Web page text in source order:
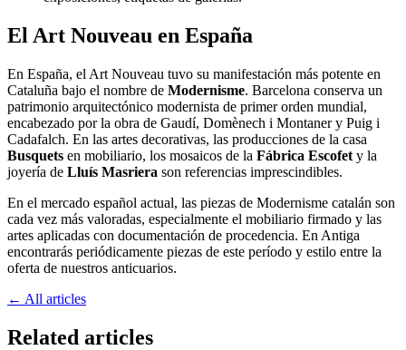
El Art Nouveau en España
En España, el Art Nouveau tuvo su manifestación más potente en
Cataluña bajo el nombre de Modernisme. Barcelona conserva un
patrimonio arquitectónico modernista de primer orden mundial,
encabezado por la obra de Gaudí, Domènech i Montaner y Puig i
Cadafalch. En las artes decorativas, las producciones de la casa
Busquets en mobiliario, los mosaicos de la Fábrica Escofet y la
joyería de Lluís Masriera son referencias imprescindibles.
En el mercado español actual, las piezas de Modernisme catalán son
cada vez más valoradas, especialmente el mobiliario firmado y las
artes aplicadas con documentación de procedencia. En Antiga
encontrarás periódicamente piezas de este período y estilo entre la
oferta de nuestros anticuarios.
← All articles
Related articles